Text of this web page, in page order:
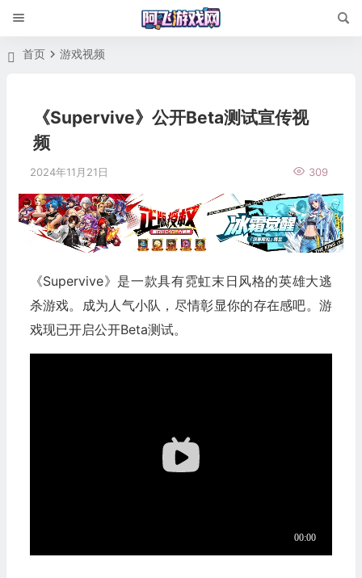
首页 游戏视频
《Supervive》公开Beta测试宣传视
频
2024年11月21日 309
《Supervive》是一款具有霓虹末日风格的英雄大逃
杀游戏。成为人气小队，尽情彰显你的存在感吧。游
戏现已开启公开Beta测试。